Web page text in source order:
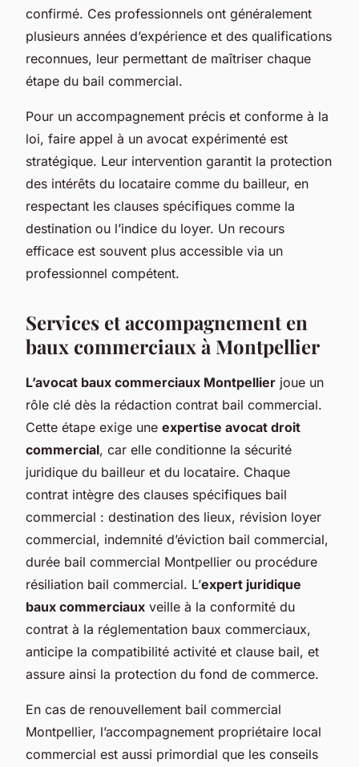
confirmé. Ces professionnels ont généralement
plusieurs années d’expérience et des qualifications
reconnues, leur permettant de maîtriser chaque
étape du bail commercial.
Pour un accompagnement précis et conforme à la
loi, faire appel à un avocat expérimenté est
stratégique. Leur intervention garantit la protection
des intérêts du locataire comme du bailleur, en
respectant les clauses spécifiques comme la
destination ou l’indice du loyer. Un recours
efficace est souvent plus accessible via un
professionnel compétent.
Services et accompagnement en
baux commerciaux à Montpellier
L’avocat baux commerciaux Montpellier joue un
rôle clé dès la rédaction contrat bail commercial.
Cette étape exige une expertise avocat droit
commercial, car elle conditionne la sécurité
juridique du bailleur et du locataire. Chaque
contrat intègre des clauses spécifiques bail
commercial : destination des lieux, révision loyer
commercial, indemnité d’éviction bail commercial,
durée bail commercial Montpellier ou procédure
résiliation bail commercial. L’expert juridique
baux commerciaux veille à la conformité du
contrat à la réglementation baux commerciaux,
anticipe la compatibilité activité et clause bail, et
assure ainsi la protection du fond de commerce.
En cas de renouvellement bail commercial
Montpellier, l’accompagnement propriétaire local
commercial est aussi primordial que les conseils